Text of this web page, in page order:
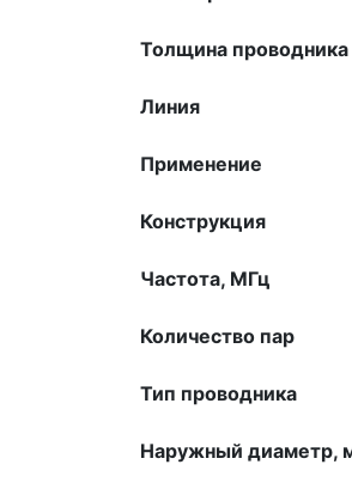
Толщина проводника
Линия
Применение
Конструкция
Частота, МГц
Количество пар
Тип проводника
Наружный диаметр,